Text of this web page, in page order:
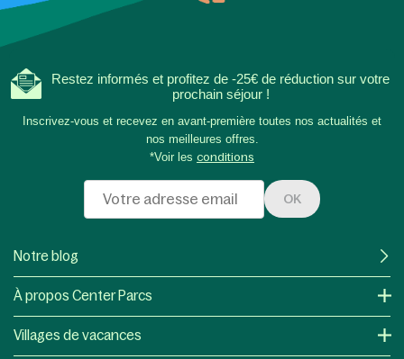
Restez informés et profitez de -25€ de réduction sur votre
prochain séjour !
Inscrivez-vous et recevez en avant-première toutes nos actualités et
nos meilleures offres.
*Voir les conditions
OK
Notre blog
À propos Center Parcs
Villages de vacances